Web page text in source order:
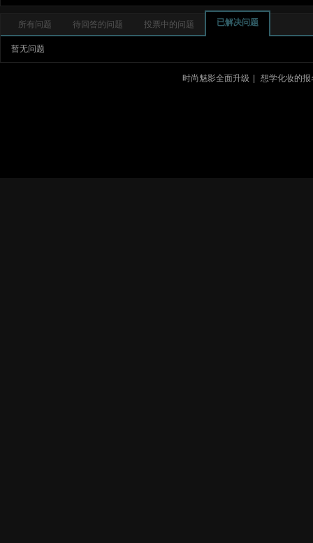
所有问题 待回答的问题 投票中的问题 已解决问题
暂无问题
时尚魅影全面升级 想学化妆的报